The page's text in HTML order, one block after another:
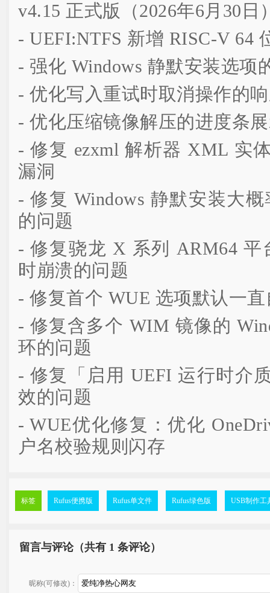
v4.15 正式版（2026年6月30日
- UEFI:NTFS 新增 RISC-V 64
- 强化 Windows 静默安装选项
- 优化写入重试时取消操作的
- 优化压缩镜像解压的进度条
- 修复 ezxml 解析器 XML 实
漏洞
- 修复 Windows 静默安装大
的问题
- 修复骁龙 X 系列 ARM64 平
时崩溃的问题
- 修复首个 WUE 选项默认一
- 修复含多个 WIM 镜像的
环的问题
- 修复「启用 UEFI 运行时介
效的问题
- WUE优化修复：优化
户名校验规则闪存
标签 Rufus便携版 Rufus单文件 Rufus绿色版 USB制作工
留言与评论（共有 1 条评论）
昵称(可修改)：